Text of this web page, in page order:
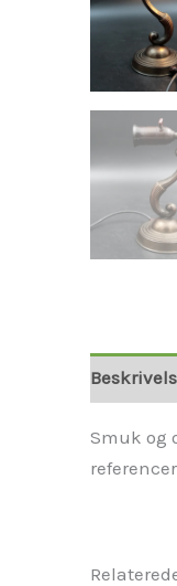
Smuk og